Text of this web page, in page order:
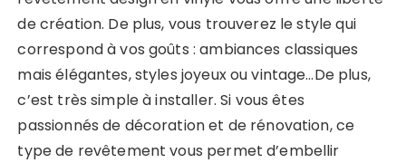
de création. De plus, vous trouverez le style qui
correspond à vos goûts : ambiances classiques
mais élégantes, styles joyeux ou vintage…De plus,
c’est très simple à installer. Si vous êtes
passionnés de décoration et de rénovation, ce
type de revêtement vous permet d’embellir